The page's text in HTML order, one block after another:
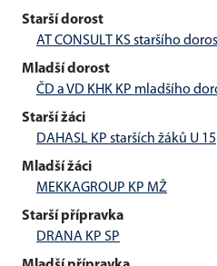
Starší dorost
AT CONSULT KS staršího
Mladší dorost
ČD a VD KHK KP mladšího
Starší žáci
DAHASL KP starších žáků U 15
Mladší žáci
MEKKAGROUP KP MŽ
Starší přípravka
DRANA KP SP